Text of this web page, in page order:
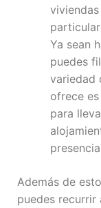
Ya sean
puedes
variedad
ofrece
para
Además de
puedes recurrir